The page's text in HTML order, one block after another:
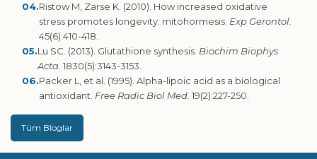
04.Ristow M, Zarse K. (2010). How increased oxidative
stress promotes longevity: mitohormesis. Exp Gerontol.
45(6):410-418.
05.Lu SC. (2013). Glutathione synthesis. Biochim Biophys
Acta. 1830(5):3143-3153.
06.Packer L, et al. (1995). Alpha-lipoic acid as a biological
antioxidant. Free Radic Biol Med. 19(2):227-250.
Tüm Bloglar